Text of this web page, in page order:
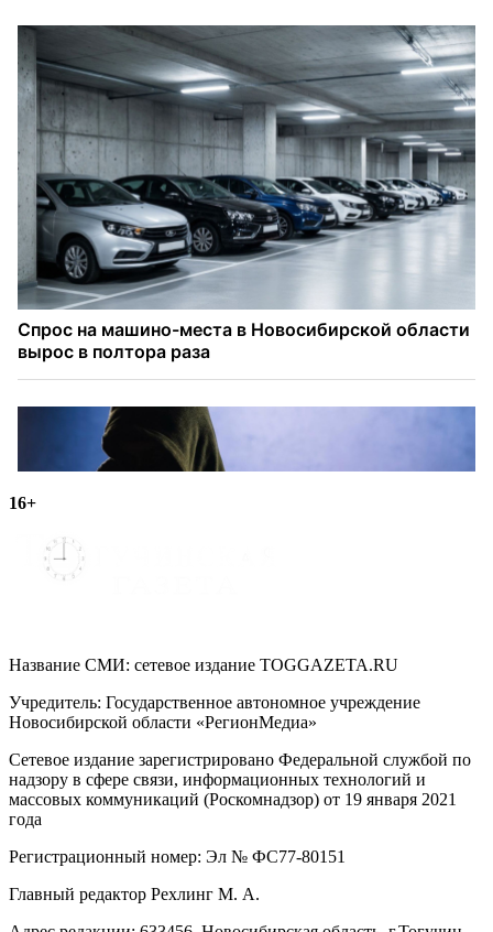
16+
Название СМИ: cетевое издание TOGGAZETA.RU
Учредитель: Государственное автономное учреждение
Новосибирской области «РегионМедиа»
Сетевое издание зарегистрировано Федеральной службой по
надзору в сфере связи, информационных технологий и
массовых коммуникаций (Роскомнадзор) от 19 января 2021
года
Регистрационный номер: Эл № ФС77-80151
Главный редактор Рехлинг М. А.